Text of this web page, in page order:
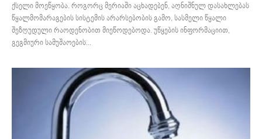
ქსელი მოეწყობა. როგორც მერიაში აცხადებენ, აღნიშნულ დასახლებას
წყალმომარაგების სისტემის არარსებობის გამო, სასმელი წყალი
შეზღუდული რაოდენობით მიეწოდებოდა. უწყების ინფორმაციით,
გეგმიური სამუშაოების...